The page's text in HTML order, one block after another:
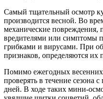
Самый тщательный осмотр
производится весной. Во
механические повреждения,
вредителями или симптомы
грибками и вирусами. При
признаков, определяются
Помимо ежегодных весенних
проверять в течение сезона
дней. В ходе таких мини-